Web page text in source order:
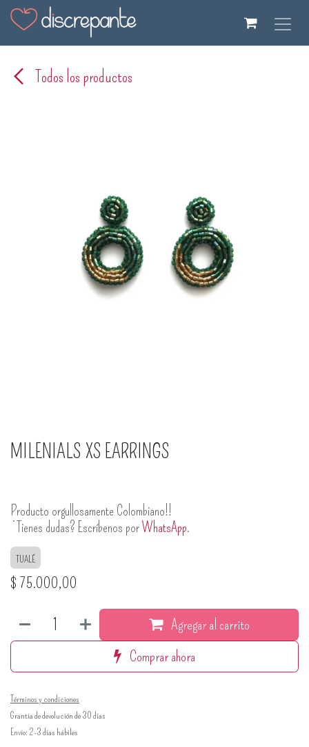
Ir al contenido
Todos los productos
MILENIALS XS EARRINGS
Producto orgullosamente Colombiano!!
¿Tienes dudas? Escríbenos porWhatsApp.
TUALÉ
$ 75.000,00
Agregar al carrito
Comprar ahora
Términos y condiciones
Grantía de devolución de 30 días
Envío: 2-3 días hábiles